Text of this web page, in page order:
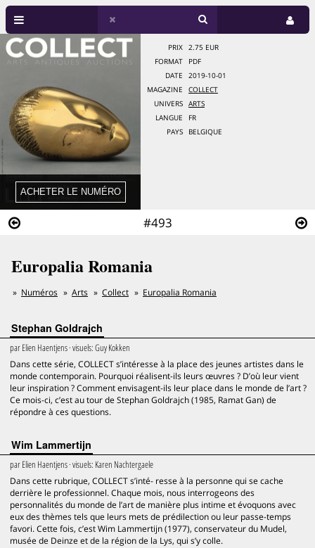
#493
PRIX
2.75 EUR
FORMAT
PDF
DATE
2019-10-01
MAGAZINE
COLLECT
UNIVERS
ARTS
LANGUE
FR
PAYS
BELGIQUE
Europalia Romania
Numéros Arts Collect Europalia Romania
Stephan Goldrajch
parElien Haentjens· visuels:Guy Kokken
Dans cette série, COLLECT s’intéresse à la place des jeunes artistes dans le
monde contemporain. Pourquoi réalisent-ils leurs œuvres ? D’où leur vient
leur inspiration ? Comment envisagent-ils leur place dans le monde de l’art ?
Ce mois-ci, c’est au tour de Stephan Goldrajch (1985, Ramat Gan) de
répondre à ces questions.
Wim Lammertijn
parElien Haentjens· visuels: Karen Nachtergaele
Dans cette rubrique, COLLECT s’inté- resse à la personne qui se cache
derrière le professionnel. Chaque mois, nous interrogeons des
personnalités du monde de l’art de manière plus intime et évoquons avec
eux des thèmes tels que leurs mets de prédilection ou leur passe-temps
favori. Cette fois, c’est Wim Lammertijn (1977), conservateur du Mudel,
musée de Deinze et de la région de la Lys, qui s’y colle.